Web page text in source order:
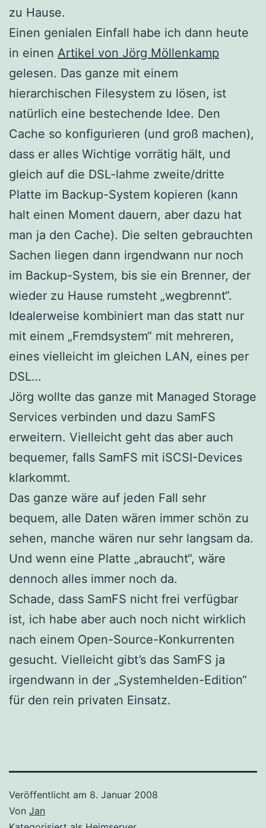
zu Hause.
Einen genialen Einfall habe ich dann heute
in einen Artikel von Jörg Möllenkamp
gelesen. Das ganze mit einem
hierarchischen Filesystem zu lösen, ist
natürlich eine bestechende Idee. Den
Cache so konfigurieren (und groß machen),
dass er alles Wichtige vorrätig hält, und
gleich auf die DSL-lahme zweite/dritte
Platte im Backup-System kopieren (kann
halt einen Moment dauern, aber dazu hat
man ja den Cache). Die selten gebrauchten
Sachen liegen dann irgendwann nur noch
im Backup-System, bis sie ein Brenner, der
wieder zu Hause rumsteht „wegbrennt“.
Idealerweise kombiniert man das statt nur
mit einem „Fremdsystem“ mit mehreren,
eines vielleicht im gleichen LAN, eines per
DSL…
Jörg wollte das ganze mit Managed Storage
Services verbinden und dazu SamFS
erweitern. Vielleicht geht das aber auch
bequemer, falls SamFS mit iSCSI-Devices
klarkommt.
Das ganze wäre auf jeden Fall sehr
bequem, alle Daten wären immer schön zu
sehen, manche wären nur sehr langsam da.
Und wenn eine Platte „abraucht“, wäre
dennoch alles immer noch da.
Schade, dass SamFS nicht frei verfügbar
ist, ich habe aber auch noch nicht wirklich
nach einem Open-Source-Konkurrenten
gesucht. Vielleicht gibt’s das SamFS ja
irgendwann in der „Systemhelden-Edition“
für den rein privaten Einsatz.
Veröffentlicht am 8. Januar 2008
Von Jan